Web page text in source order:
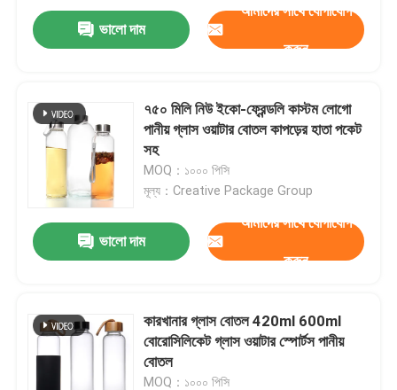
একটি বার্তা রেখে যান
আমরা শীঘ্রই আপনাকে আবার কল করব!
ভালো দাম
আমাদের সাথে যোগাযোগ
করুন
৭৫০ মিলি নিউ ইকো-ফ্রেন্ডলি কাস্টম লোগো
পানীয় গ্লাস ওয়াটার বোতল কাপড়ের হাতা পকেট
সহ
MOQ：১০০০ পিসি
মূল্য：Creative Package Group
ভালো দাম
আমাদের সাথে যোগাযোগ
করুন
কারখানার গ্লাস বোতল 420ml 600ml
বোরোসিলিকেট গ্লাস ওয়াটার স্পোর্টস পানীয়
বোতল
MOQ：১০০০ পিসি